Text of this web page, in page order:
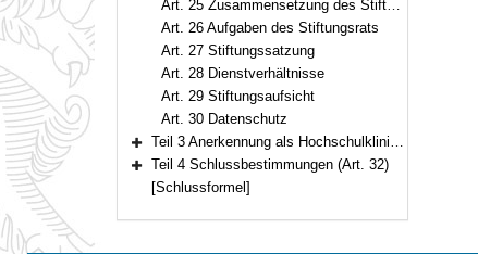
Art. 25 Zusammensetzung des Stiftungsrats
Art. 26 Aufgaben des Stiftungsrats
Art. 27 Stiftungssatzung
Art. 28 Dienstverhältnisse
Art. 29 Stiftungsaufsicht
Art. 30 Datenschutz
Bereich erweitern
Teil 3 Anerkennung als Hochschulklinik nach § 108 Nr. 1 SGB V (Art. 31)
Bereich erweitern
Teil 4 Schlussbestimmungen (Art. 32)
[Schlussformel]